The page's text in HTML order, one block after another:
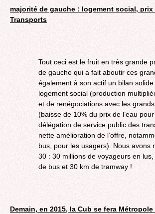
majorité de gauche : logement social, prix
Transports
Tout ceci est le fruit en très grande
de gauche qui a fait aboutir ces
également à son actif un bilan
logement social (production
et de renégociations avec les
(baisse de 10% du prix de l’eau
délégation de service public des
nette amélioration de l’offre,
bus, pour les usagers). Nous avons
30 : 30 millions de voyageurs en
de bus et 30 km de tramway !
Demain, en 2015, la Cub se fera Métropole